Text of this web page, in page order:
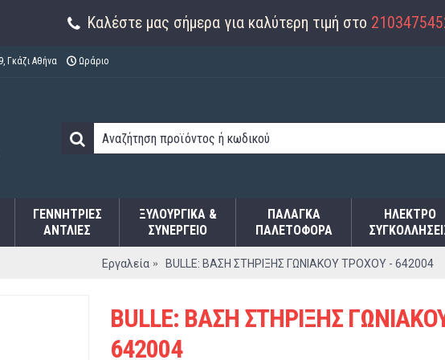
Καλέστε μας σήμερα για καλύτερη τιμή στο
Γκάζι Αθήνα Ωράριο
ΓΕΝΝΉΤΡΙΕΣ
ΑΝΤΛΊΕΣ
ΞΥΛΟΥΡΓΙΚΑ &
ΣΥΝΕΡΓΕΙΟ
ΠΑΛΆΓΚΑ
ΠΑΛΕΤΟΦΌΡΑ
ΗΛΕΚΤΡΟ
Εργαλεία BULLE: ΒΑΣΗ ΣΤΗΡΙΞΗΣ ΓΩΝΙΑΚΟΥ ΤΡΟΧΟΥ - 642004
BULLE: ΒΑΣΗ ΣΤΗΡΙΞΗΣ
642004